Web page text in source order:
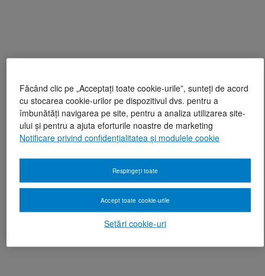
Făcând clic pe „Acceptați toate cookie-urile”, sunteți de acord
cu stocarea cookie-urilor pe dispozitivul dvs. pentru a
îmbunătăți navigarea pe site, pentru a analiza utilizarea site-
ului și pentru a ajuta eforturile noastre de marketing
Notificare privind confidențialitatea și modulele cookie
Setări cookie-uri
Respingeți toate
Accept toate cookie-urile